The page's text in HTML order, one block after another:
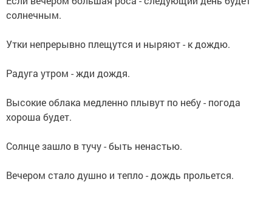
солнечным.
Утки непрерывно плещутся и ныряют - к дождю.
Радуга утром - жди дождя.
Высокие облака медленно плывут по небу - погода
хороша будет.
Солнце зашло в тучу - быть ненастью.
Вечером стало душно и тепло - дождь прольется.